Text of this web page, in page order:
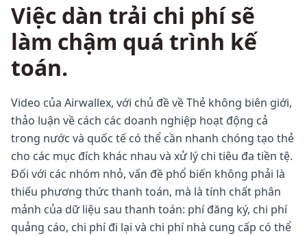
Việc dàn trải chi phí sẽ
làm chậm quá trình kế
toán.
Video của Airwallex, với chủ đề về Thẻ không biên giới,
thảo luận về cách các doanh nghiệp hoạt động cả
trong nước và quốc tế có thể cần nhanh chóng tạo thẻ
cho các mục đích khác nhau và xử lý chi tiêu đa tiền tệ.
Đối với các nhóm nhỏ, vấn đề phổ biến không phải là
thiếu phương thức thanh toán, mà là tính chất phân
mảnh của dữ liệu sau thanh toán: phí đăng ký, chi phí
quảng cáo, chi phí đi lại và chi phí nhà cung cấp có thể